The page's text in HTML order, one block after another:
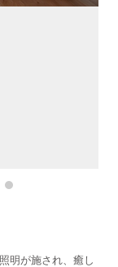
明が施され、癒し